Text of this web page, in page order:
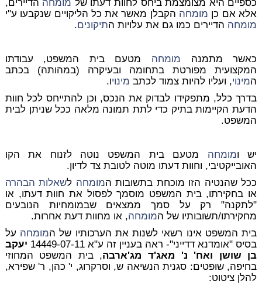
כספיים היא מצומצמת ביחס לחוות דעתו של מומחה הדיירים,
אלא אם כן מומחה הקבלן מאשר את כל הליקויים שנקבעו ע"י
מומחה הדיירים כמו גם את עלויות התיקונים.
כאשר מתמנה מומחה מטעם בית המשפט, עבודתו
המקצועית מפורטת בתחומה ובעיקרה (במהותה) בכתב
המינוי, ועליו להיות צמוד לכתב מינויו.
בדרך כלל, מתפקידו לבדוק את הנכס, וכן להתייחס לכל חוות
הדעת הקיימות בתיק כדי לתת תמונה מלאה ככל שניתן לבית
המשפט.
יש ומומחה מטעם בית המשפט נוטה לזנוח את הקו
האובייקטיבי, וחוות דעתו מוטה לטובת צד לדיון.
ככל שהנטיה הזו מוכחת בתשובות המומחה לשאלות הבהרה
או בחקירתו, בית המשפט מוסמך לפסול את חוות דעתו, או
"לתקנה" רק על סמך ממצאים שבמומחיות הנובעים
מחקירתו/תשובותיו של המומחה, או מחוות דעת אחרות.
בית המשפט אינו רשאי לשנות את הערכותיו של המומחה על
בסיס "אומדנא דדייני"- ראה בעניין זה ע"א 14449-07-11
יעקב
בן שושן ואח' נ' מאג'ד מג'ארבה, בית המשפט המחוזי
בחיפה, שופטים: סגנית הנשיאה ש, וסרקרוג, י' כהן, ר' שפירא,
להלן ציטוט: